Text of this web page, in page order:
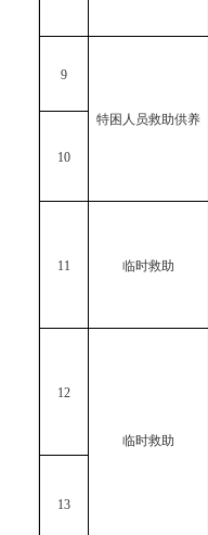
9
特困人员救助供养
10
11 临时救助
12
临时救助
13